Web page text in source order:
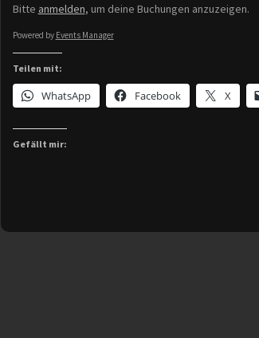
Bitte anmelden, um deine Buchungen anzuzeigen.
Powered by Events Manager
Teilen mit:
WhatsApp Facebook X
Gefällt mir: